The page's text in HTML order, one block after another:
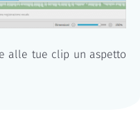
alle tue clip un aspetto